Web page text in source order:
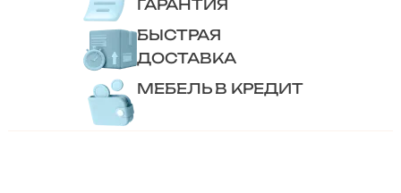
ГАРАНТИЯ
БЫСТРАЯ
ДОСТАВКА
МЕБЕЛЬ В КРЕДИТ